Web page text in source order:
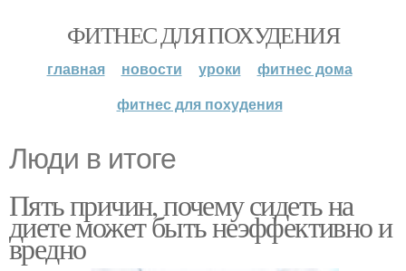
ФИТНЕС ДЛЯ ПОХУДЕНИЯ
главная новости уроки
фитнес дома
фитнес для похудения
Люди в итоге
Пять причин, почему сидеть на
диете может быть неэффективно и
вредно